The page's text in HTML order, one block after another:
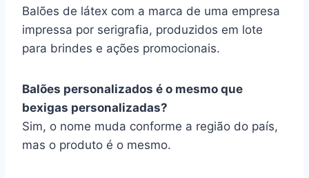
Balões de látex com a marca de uma empresa
impressa por serigrafia, produzidos em lote
para brindes e ações promocionais.
Balões personalizados é o mesmo que
bexigas personalizadas?
Sim, o nome muda conforme a região do país,
mas o produto é o mesmo.